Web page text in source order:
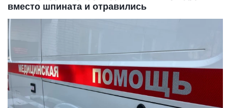
вместо шпината и отравились